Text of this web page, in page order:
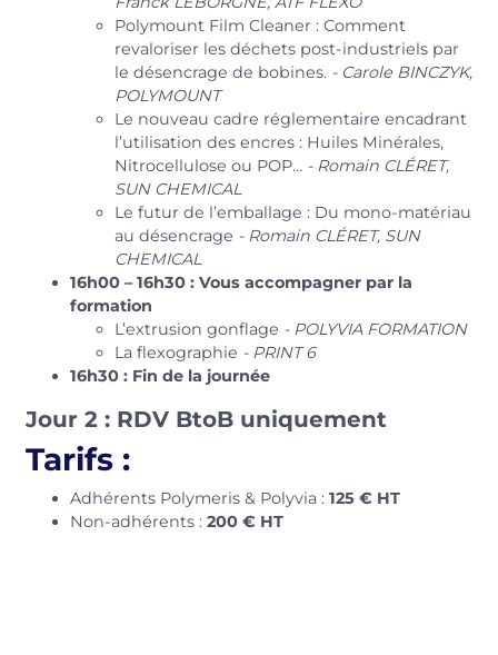
Polymount Film Cleaner : Comment
revaloriser les déchets post-industriels par
le désencrage de bobines. - Carole BINCZYK,
POLYMOUNT
Le nouveau cadre réglementaire encadrant
l’utilisation des encres : Huiles Minérales,
Nitrocellulose ou POP… - Romain CLÉRET,
SUN CHEMICAL
Le futur de l’emballage : Du mono-matériau
au désencrage - Romain CLÉRET, SUN
CHEMICAL
16h00 – 16h30 : Vous accompagner par la
formation
L’extrusion gonflage - POLYVIA FORMATION
La flexographie - PRINT 6
16h30 : Fin de la journée
Jour 2 : RDV BtoB uniquement
Tarifs :
Adhérents Polymeris & Polyvia : 125 € HT
Non-adhérents : 200 € HT